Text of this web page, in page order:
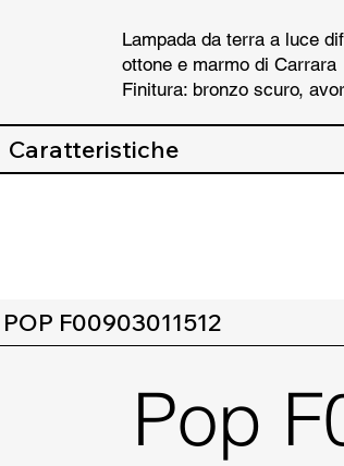
Lampada da terra a luce
ottone e marmo di Carrara
Finitura: bronzo scuro,
Caratteristiche
POP F00903011512
Pop